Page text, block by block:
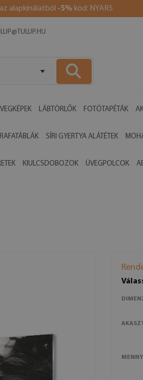
alapkínálatból -5% kód: NYAR5
LÁBTÖRLŐK FOTÓTAPÉTÁK
SÍRI GYERTYA ALÁTÉTEK
KIULCSDOBOZOK ÜVEGPOLCOK